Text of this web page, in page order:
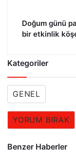
Doğum günü
bir etkinlik
Kategoriler
GENEL
YORUM BIRAK
Benzer Haberler